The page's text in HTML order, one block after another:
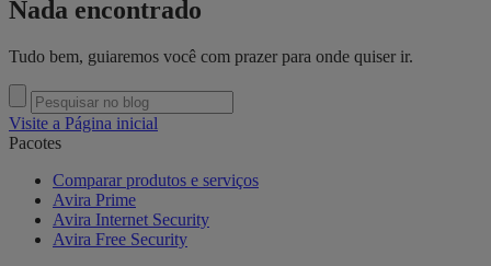
Nada encontrado
Tudo bem, guiaremos você com prazer para onde quiser ir.
Visite a Página inicial
Pacotes
Comparar produtos e serviços
Avira Prime
Avira Internet Security
Avira Free Security